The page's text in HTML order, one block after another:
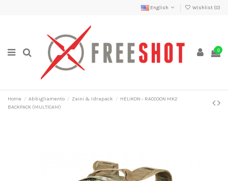
English Wishlist (0)
0
Home Abbigliamento Zaini & Idrapack
HELIKON - RACCOON MK2
BACKPACK (MULTICAM)